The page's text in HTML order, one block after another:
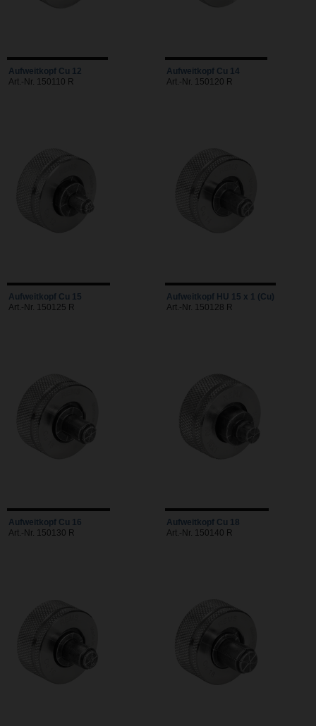
Aufweitkopf Cu 12
Art.-Nr. 150110 R
Aufweitkopf Cu 14
Art.-Nr. 150120 R
Aufweitkopf Cu 15
Art.-Nr. 150125 R
Aufweitkopf HU 15 x 1 (Cu)
Art.-Nr. 150128 R
Aufweitkopf Cu 16
Art.-Nr. 150130 R
Aufweitkopf Cu 18
Art.-Nr. 150140 R